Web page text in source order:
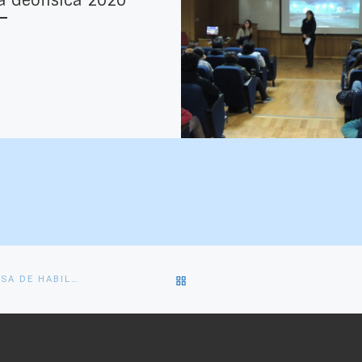
FELICITAMOS A FABIEN SALGADO POR SU IMPECABLE DEFENSA DE HABILITACIÓN PROFESIONAL
A